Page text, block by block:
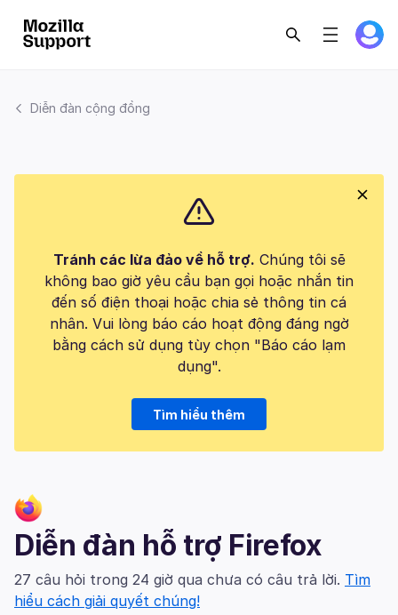
Diễn đàn cộng đồng
Tránh các lừa đảo về hỗ trợ. Chúng tôi sẽ
không bao giờ yêu cầu bạn gọi hoặc nhắn tin
đến số điện thoại hoặc chia sẻ thông tin cá
nhân. Vui lòng báo cáo hoạt động đáng ngờ
bằng cách sử dụng tùy chọn "Báo cáo lạm
dụng".
Tìm hiểu thêm
Diễn đàn hỗ trợ Firefox
27 câu hỏi trong 24 giờ qua chưa có câu trả lời. Tìm
hiểu cách giải quyết chúng!